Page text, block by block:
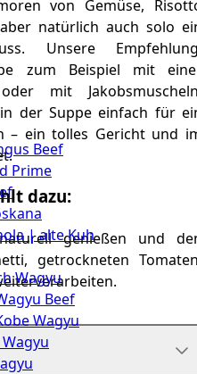
Beef
Prime
| alte Kuh
Wagyu
Beef
Wagyu
von Gemüse,
natürlich auch solo
Unsere
zum Beispiel mit
mit
der Suppe einfach für
– ein tolles Gericht und
dazu:
genießen und
getrockneten